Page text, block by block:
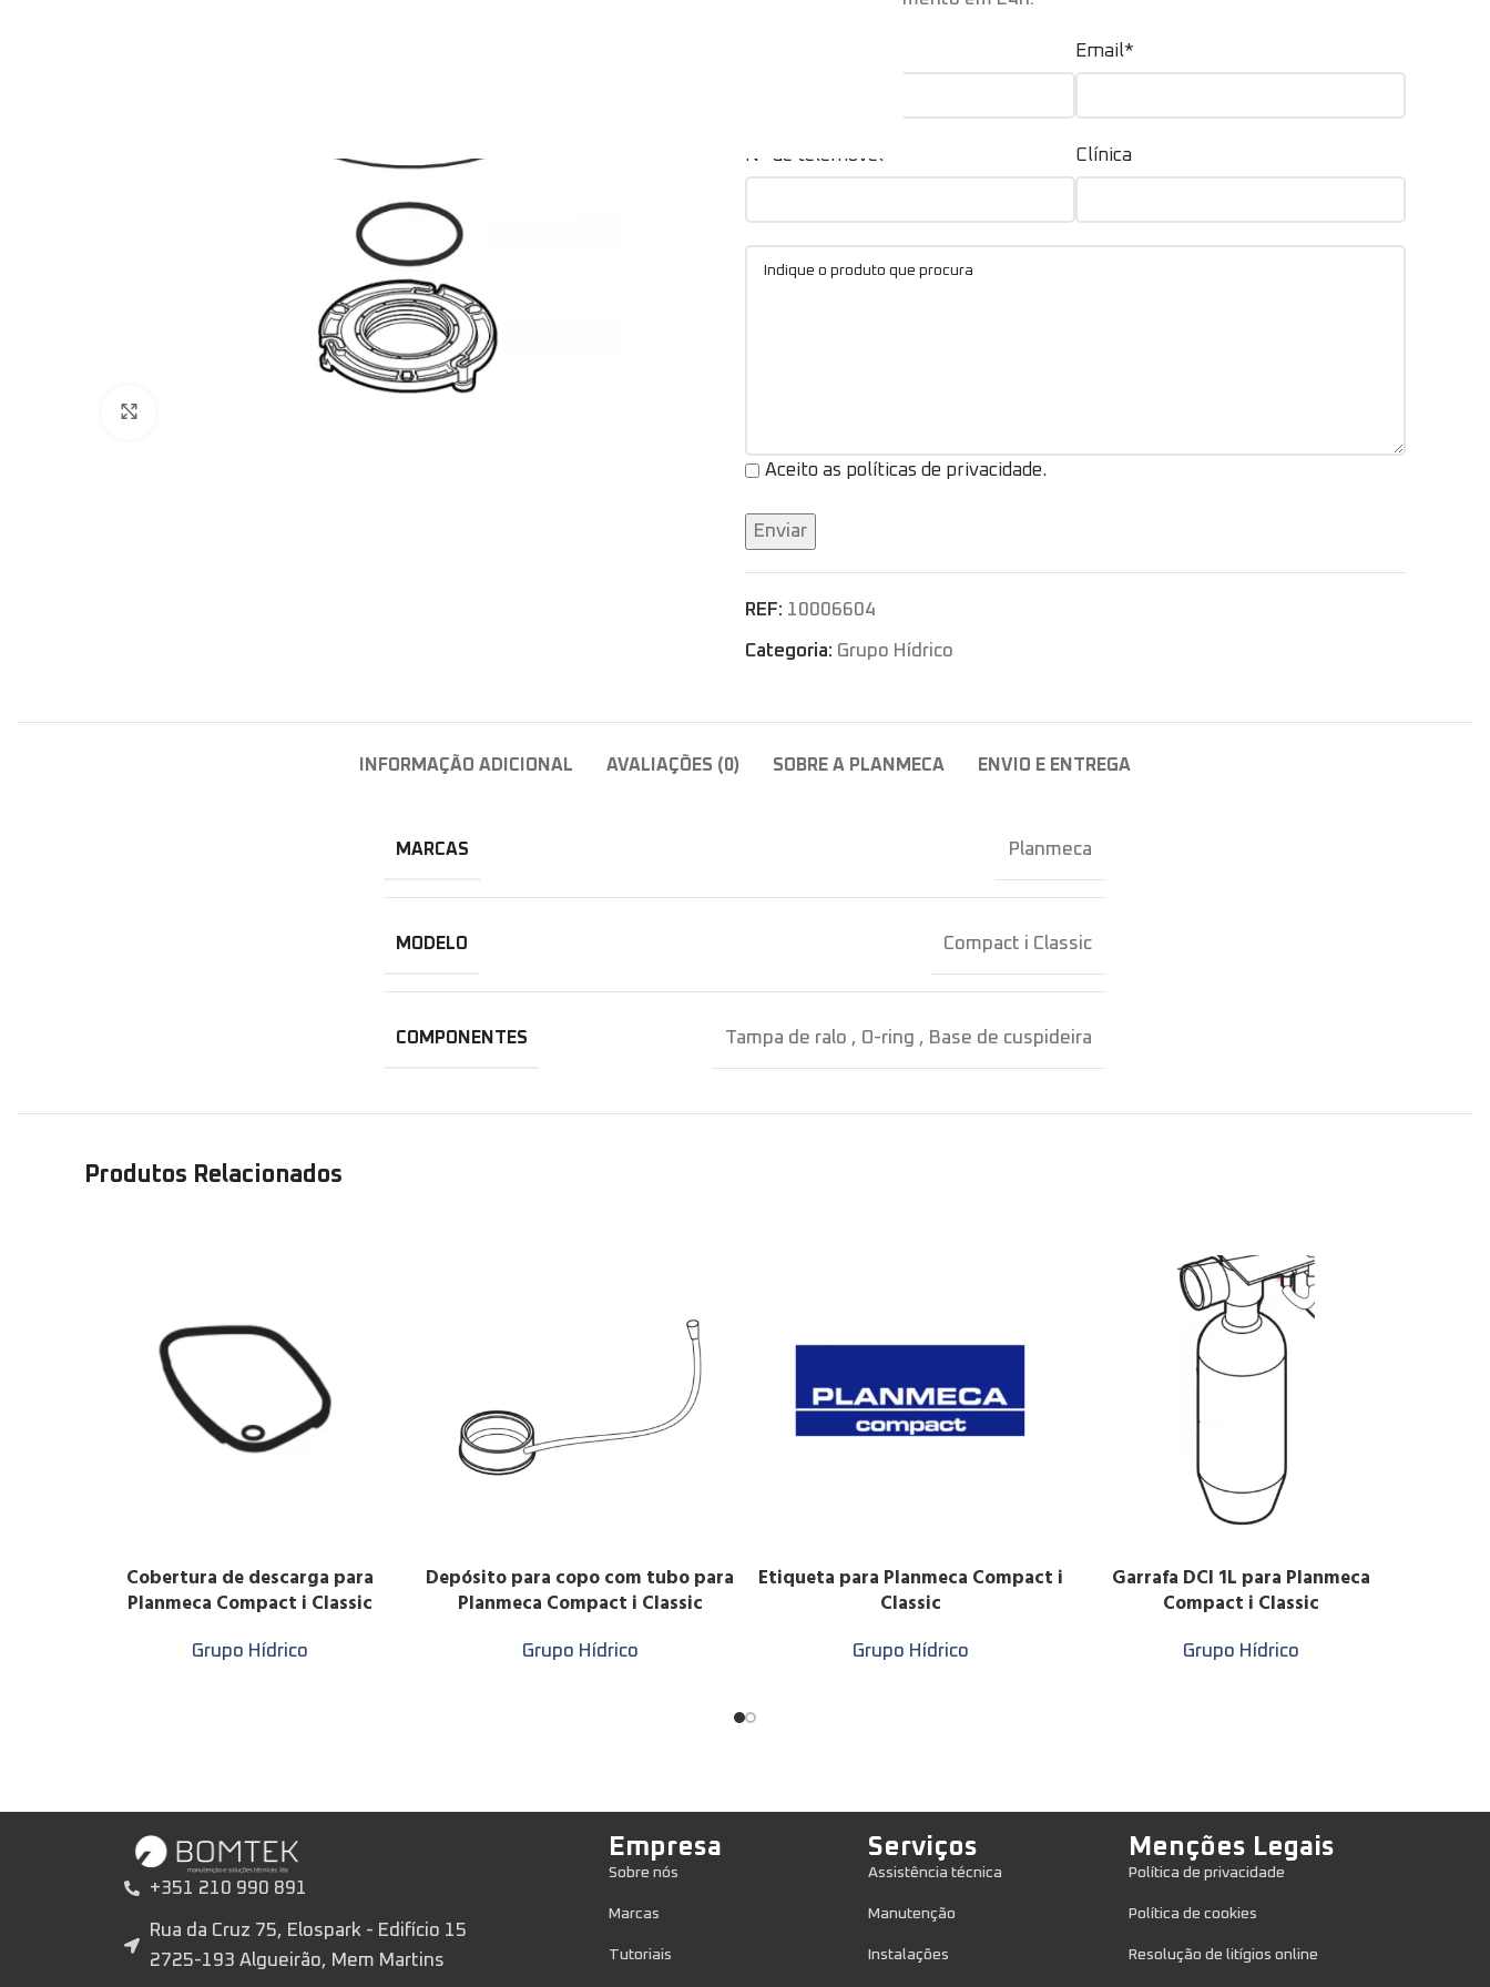
Email*
Nº de telemóvel* Clínica
Aceito as políticas de privacidade.
REF: 10006604
Categoria: Grupo Hídrico
INFORMAÇÃO ADICIONAL AVALIAÇÕES (0) SOBRE A PLANMECA ENVIO E ENTREGA
MARCAS Planmeca
MODELO Compact i Classic
COMPONENTES Tampa de ralo , O-ring , Base de cuspideira
Produtos Relacionados
LER MAIS
Cobertura de descarga para
Planmeca Compact i Classic
Grupo Hídrico
LER MAIS
Depósito para copo com tubo para
Planmeca Compact i Classic
Grupo Hídrico
LER MAIS
Etiqueta para Planmeca Compact i
Classic
Grupo Hídrico
LER MAIS
Garrafa DCI 1L para Planmeca
Compact i Classic
Grupo Hídrico
+351 210 990 891
Rua da Cruz 75, Elospark - Edifício 15
2725-193 Algueirão, Mem Martins
Empresa
Sobre nós
Marcas
Tutoriais
Serviços
Assistência técnica
Manutenção
Instalações
Menções Legais
Política de privacidade
Política de cookies
Resolução de litígios online